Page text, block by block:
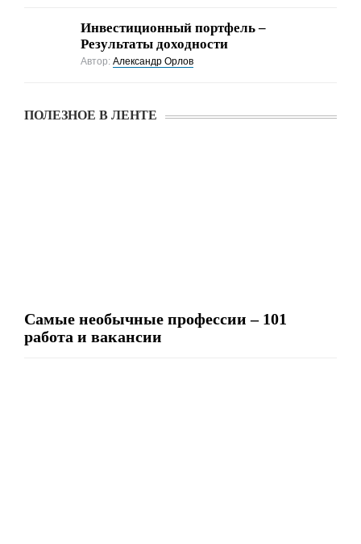
Инвестиционный портфель –
Результаты доходности
Автор:Александр Орлов
ПОЛЕЗНОЕ В ЛЕНТЕ
Самые необычные профессии – 101
работа и вакансии